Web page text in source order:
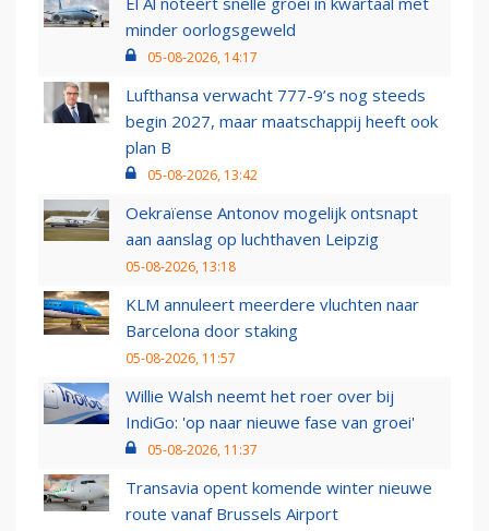
minder oorlogsgeweld
05-08-2026, 14:17
Lufthansa verwacht 777-9’s nog steeds
begin 2027, maar maatschappij heeft ook
plan B
05-08-2026, 13:42
Oekraïense Antonov mogelijk ontsnapt
aan aanslag op luchthaven Leipzig
05-08-2026, 13:18
KLM annuleert meerdere vluchten naar
Barcelona door staking
05-08-2026, 11:57
Willie Walsh neemt het roer over bij
IndiGo: 'op naar nieuwe fase van groei'
05-08-2026, 11:37
Transavia opent komende winter nieuwe
route vanaf Brussels Airport